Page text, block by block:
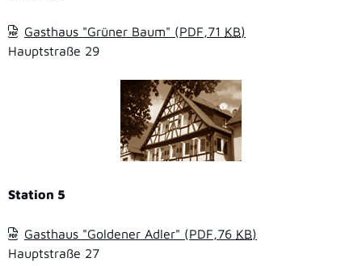
Gasthaus "Grüner Baum" (PDF,71 KB)
Hauptstraße 29
Station 5
Gasthaus "Goldener Adler" (PDF,76 KB)
Hauptstraße 27